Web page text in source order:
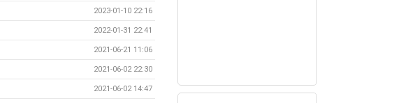
2023-01-10 22:16
2022-01-31 22:41
2021-06-21 11:06
2021-06-02 22:30
2021-06-02 14:47